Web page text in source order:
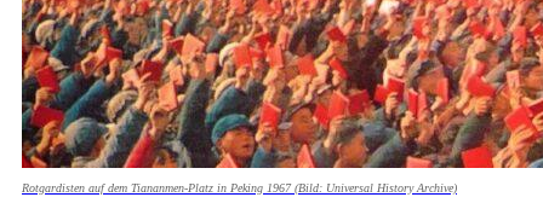
Rotgardisten auf dem Tiananmen-Platz in Peking 1967 (Bild: Universal History Archive)